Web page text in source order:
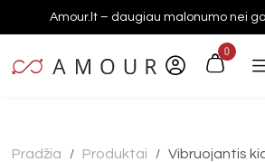
Amour.lt – daugiau malonumo nei
0
Pradžia / Produktai /
Vibruojantis